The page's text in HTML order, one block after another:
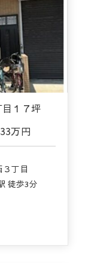
１７坪
33万円
丁目
徒歩3分